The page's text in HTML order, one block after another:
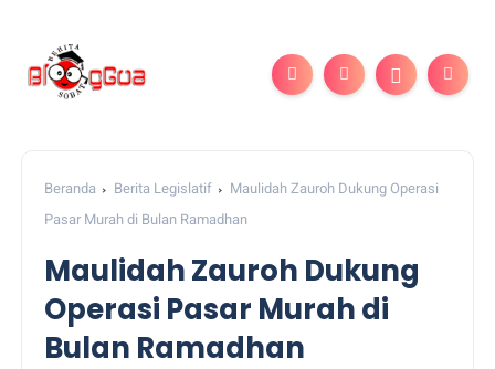
Beranda Berita Legislatif
Maulidah Zauroh Dukung Operasi
Pasar Murah di Bulan Ramadhan
Maulidah Zauroh Dukung
Operasi Pasar Murah di
Bulan Ramadhan